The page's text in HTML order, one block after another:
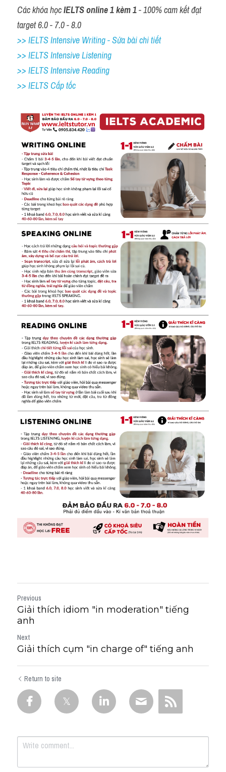
Các khóa học IELTS online 1 kèm 1 - 100% cam kết đạt
target 6.0 - 7.0 - 8.0
>> IELTS Intensive Writing - Sửa bài chi tiết
>> IELTS Intensive Listening
>> IELTS Intensive Reading
>> IELTS Cấp tốc
Previous
Giải thích idiom "in moderation" tiếng
anh
Next
Giải thích cụm "in charge of" tiếng anh
Return to site